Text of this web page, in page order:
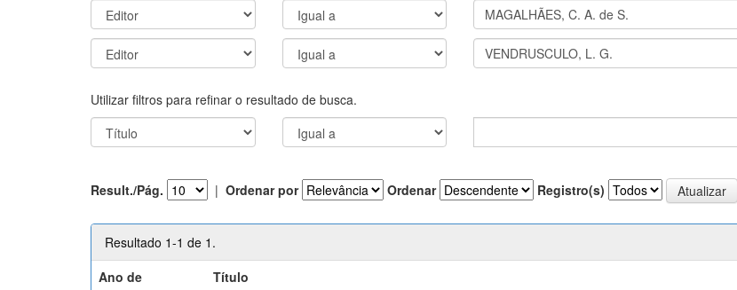
Utilizar filtros para refinar o resultado de busca.
Result./Pág. | Ordenar por Ordenar Registro(s)
Resultado 1-1 de 1.
Ano de
Título